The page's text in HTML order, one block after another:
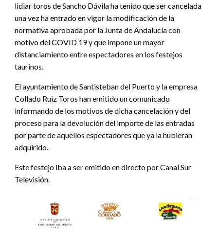
lidiar toros de Sancho Dávila ha tenido que ser cancelada
una vez ha entrado en vigor la modificación de la
normativa aprobada por la Junta de Andalucía con
motivo del COVID 19 y que impone un mayor
distanciamiento entre espectadores en los festejos
taurinos.
El ayuntamiento de Santisteban del Puerto y la empresa
Collado Ruiz Toros han emitido un comunicado
informando de los motivos de dicha cancelación y del
proceso para la devolución del importe de las entradas
por parte de aquellos espectadores que ya la hubieran
adquirido.
Este festejo iba a ser emitido en directo por Canal Sur
Televisión.